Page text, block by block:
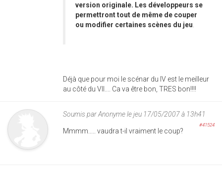
version originale. Les développeurs se
permettront tout de même de couper
ou modifier certaines scènes du jeu.
Déjà que pour moi le scénar du IV est le meilleur
au côté du VII.... Ca va être bon, TRES bon!!!!
Soumis parAnonymele jeu 17/05/2007 à 13h41
#41524
Mmmm..... vaudra t-il vraiment le coup?